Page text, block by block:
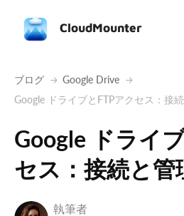
CloudMounter
ブログ
Google Drive
Google ドライブとFTPアクセス：接
Google ドライ
セス：接続と管
執筆者